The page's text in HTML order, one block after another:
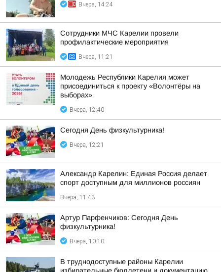
Вчера, 14:24
Сотрудники МЧС Карелии провели
профилактические мероприятия
Вчера, 11:21
Молодежь Республики Карелия может
присоединиться к проекту «Волонтёры на
выборах»
Вчера, 12:40
Сегодня День физкультурника!
Вчера, 12:21
Александр Карелин: Единая Россия делает
спорт доступным для миллионов россиян
Вчера, 11:43
Артур Парфенчиков: Сегодня День
физкультурника!
Вчера, 10:10
В труднодоступные районы Карелии